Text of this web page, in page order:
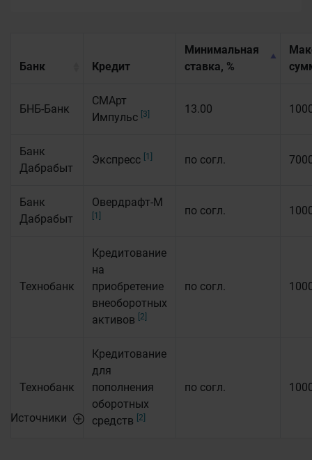
Банк Кредит
Минимальная
ставка, %
БНБ-Банк
СМАрт
Импульс [3] 13.00
Банк
Дабрабыт
Экспресс [1] по согл.
Банк
Дабрабыт
Овердрафт-М
[1] по согл.
Технобанк
Кредитование
на
приобретение
внеоборотных
активов
[2]
по согл.
Технобанк
Кредитование
для
пополнения
оборотных
средств
[2]
по согл.
Источники